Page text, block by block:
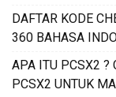
DAFTAR KODE
360 BAHASA
APA ITU PCSX2 ?
PCSX2 UNTUK